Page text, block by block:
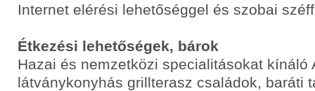
Internet elérési lehetőséggel és szobai
Étkezési lehetőségek, bárok
Hazai és nemzetközi specialitásokat kínáló
látványkonyhás grillterasz családok, baráti